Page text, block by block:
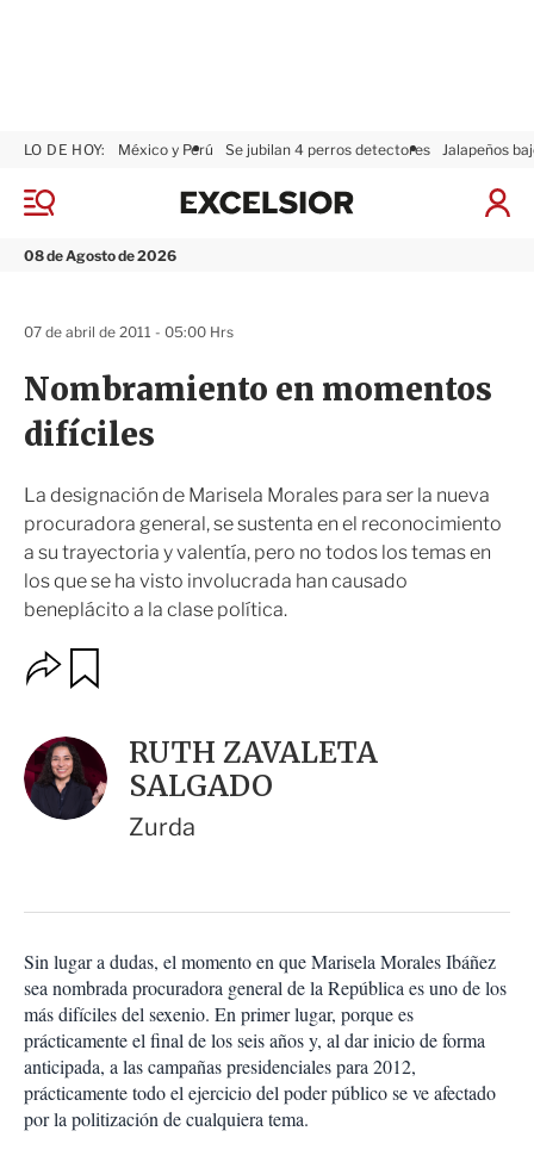
M
n
08 de Agosto de 2026
LO DE HOY: México y Perú Se jubilan 4 perros detectores Jalapeños
I
x
Nombramiento en momentos
difíciles
La designación de Marisela Morales para ser la nueva
procuradora general, se sustenta en el reconocimiento
a su trayectoria y valentía, pero no todos los temas en
los que se ha visto involucrada han causado
beneplácito a la clase política.
07 de abril de 2011 - 05:00 Hrs
O
p
o
n
e
s
o
a
r
t
i
r
a
r
RUTH ZAVALETA
SALGADO
Zurda
Sin lugar a dudas, el momento en que Marisela Morales Ibáñez
sea nombrada procuradora general de la República es uno de los
más difíciles del sexenio. En primer lugar, porque es
prácticamente el final de los seis años y, al dar inicio de forma
anticipada, a las campañas presidenciales para 2012,
prácticamente todo el ejercicio del poder público se ve afectado
por la politización de cualquiera tema.